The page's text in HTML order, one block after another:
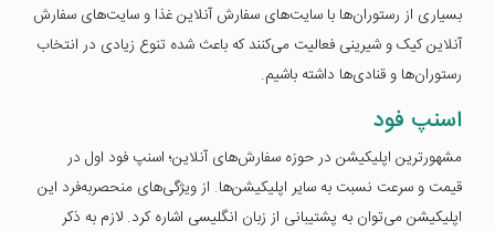
بسیاری از رستوران‌ها با سایت‌های سفارش آنلاین غذا و سایت‌های سفارش
آنلاین کیک و شیرینی فعالیت می‌کنند که باعث شده تنوع زیادی در انتخاب
رستوران‌ها و قنادی‌ها داشته باشیم.
اسنپ فود
مشهور‌ترین اپلیکیشن در حوزه سفارش‌های آنلاین؛ اسنپ فود اول در
قیمت و سرعت نسبت به سایر اپلیکیشن‌ها. از ویژگی‌های منحصربه‌فرد این
اپلیکیشن می‌توان به پشتیبانی از زبان انگلیسی اشاره کرد. لازم به ذکر